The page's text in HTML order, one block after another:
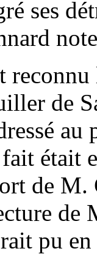
ses
de
était
de M.
pu